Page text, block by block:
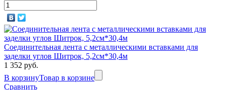
Соединительная лента с металлическими вставками для
заделки углов Шитрок, 5,2см*30,4м
1 352 руб.
В корзинуТовар в корзине
Сравнить